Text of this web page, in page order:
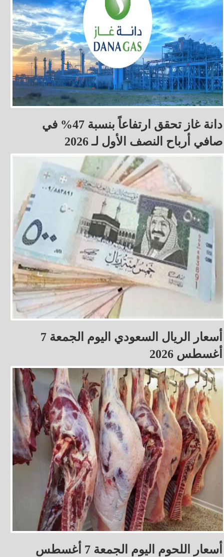
دانة غاز تحقق ارتفاعاً بنسبة 47% في
صافي أرباح النصف الأول لـ 2026
أسعار الريال السعودي اليوم الجمعة 7
أغسطس 2026
أسعار اللحوم اليوم الجمعة 7 أغسطس